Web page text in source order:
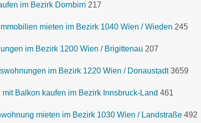
im Bezirk Dornbirn 217
mieten im Bezirk 1040 Wien / Wieden 245
im Bezirk 1200 Wien / Brigittenau 207
im Bezirk 1220 Wien / Donaustadt 3659
mit Balkon kaufen im Bezirk Innsbruck-Land 461
mieten im Bezirk 1030 Wien / Landstraße 492